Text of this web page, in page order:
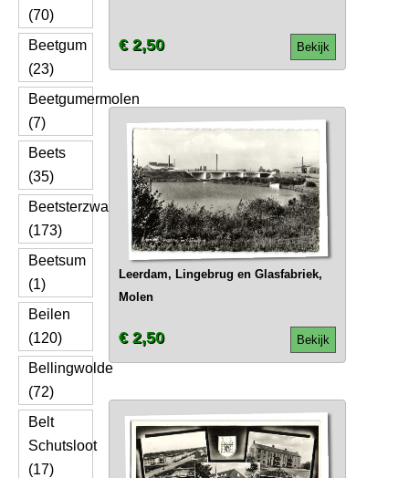
(70)
Beetgum
(23)
Beetgumermolen
(7)
Beets
(35)
Beetsterzwaag
(173)
Beetsum
(1)
Beilen
(120)
Bellingwolde
(72)
Belt
Schutsloot
(17)
Bekijk
€ 2,50
Leerdam, Lingebrug en Glasfabriek,
Molen
Bekijk
€ 2,50